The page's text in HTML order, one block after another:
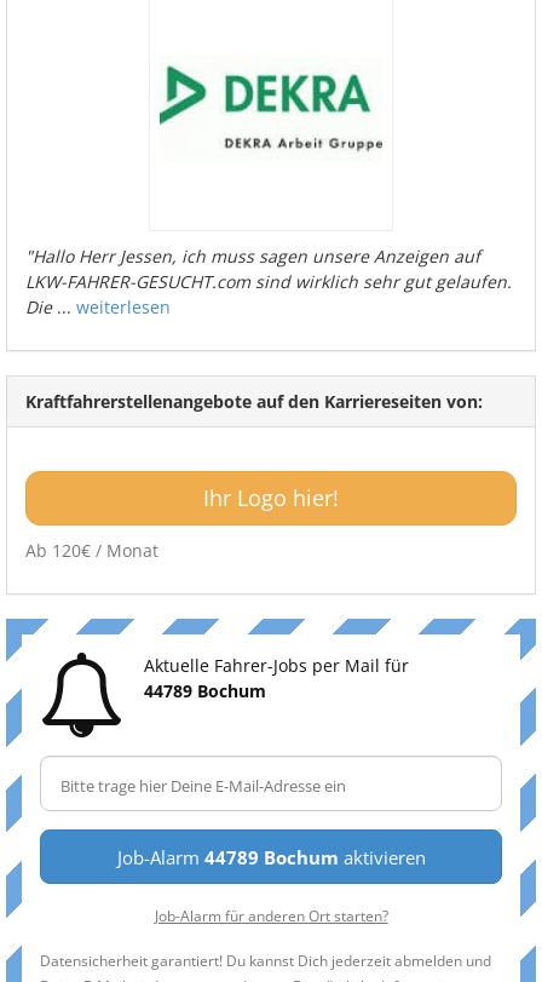
"Hallo Herr Jessen, ich muss sagen unsere Anzeigen auf
LKW-FAHRER-GESUCHT.com sind wirklich sehr gut gelaufen.
Die... weiterlesen
Kraftfahrerstellenangebote auf den Karriereseiten von:
Ihr Logo hier!
Ab 120€ / Monat
Aktuelle Fahrer-Jobs per Mail für
44789 Bochum
Job-Alarm 44789 Bochum aktivieren
Job-Alarm für anderen Ort starten?
Datensicherheit garantiert! Du kannst Dich jederzeit abmelden und